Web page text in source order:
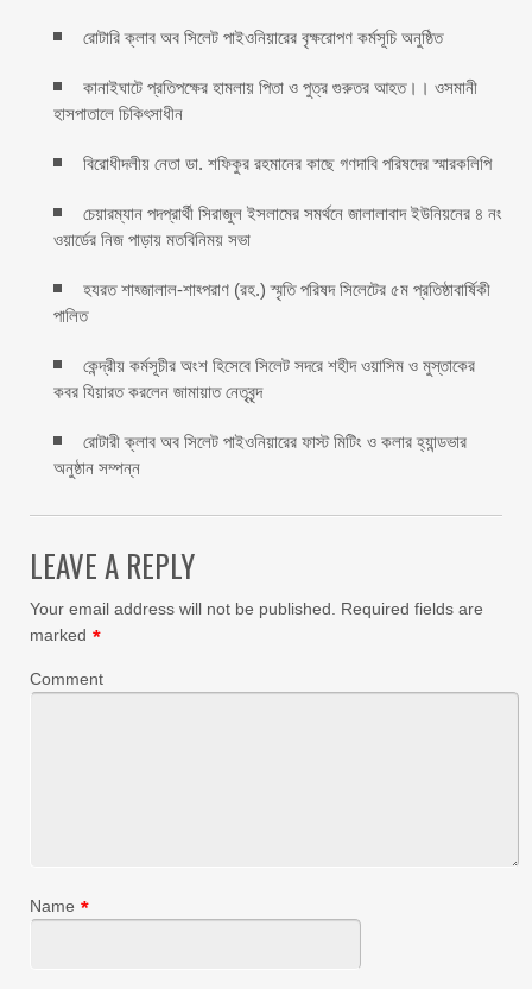
রোটারি ক্লাব অব সিলেট পাইওনিয়ারের বৃক্ষরোপণ কর্মসূচি অনুষ্ঠিত
কানাইঘাটে প্রতিপক্ষের হামলায় পিতা ও পুত্র গুরুতর আহত।। ওসমানী
হাসপাতালে চিকিৎসাধীন
বিরোধীদলীয় নেতা ডা. শফিকুর রহমানের কাছে গণদাবি পরিষদের স্মারকলিপি ‎
চেয়ারম্যান পদপ্রার্থী সিরাজুল ইসলামের সমর্থনে জালালাবাদ ইউনিয়নের ৪ নং
ওয়ার্ডের নিজ পাড়ায় মতবিনিময় সভা
হযরত শাহ্জালাল-শাহ্পরাণ (রহ.) স্মৃতি পরিষদ সিলেটের ৫ম প্রতিষ্ঠাবার্ষিকী
পালিত ‎​
কেন্দ্রীয় কর্মসূচীর অংশ হিসেবে সিলেট সদরে শহীদ ওয়াসিম ও মুস্তাকের
কবর যিয়ারত করলেন জামায়াত নেতৃবৃন্দ ‎
রোটারী ক্লাব অব সিলেট পাইওনিয়ারের ফাস্ট মিটিং ও কলার হ্যান্ডভার
অনুষ্ঠান সম্পন্ন
LEAVE A REPLY
Your email address will not be published.
Required fields are
marked *
Comment
Name *